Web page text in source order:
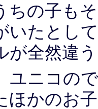
ちの子も
いたとし
が全然違
ユニコの
ほかのお